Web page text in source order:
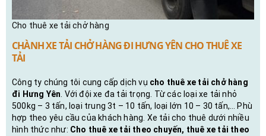
Cho thuê xe tải chở hàng
CHÀNH XE TẢI CHỞ HÀNG ĐI HƯNG YÊN CHO THUÊ XE
TẢI
Công ty chúng tôi cung cấp dịch vụ cho thuê xe tải chở hàng
đi Hưng Yên . Với đội xe đa tải trọng. Từ các loại xe tải nhỏ
500kg – 3 tấn, loại trung 3t – 10 tấn, loại lớn 10 – 30 tấn,… Phù
hợp theo yêu cầu của khách hàng. Xe tải cho thuê dưới nhiều
hình thức như: Cho thuê xe tải theo chuyến, thuê xe tải theo